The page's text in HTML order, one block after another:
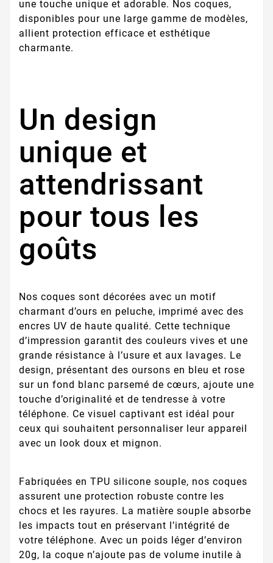
une touche unique et adorable. Nos coques,
disponibles pour une large gamme de modèles,
allient protection efficace et esthétique
charmante.
Un design
unique et
attendrissant
pour tous les
goûts
Nos coques sont décorées avec un motif
charmant d’ours en peluche, imprimé avec des
encres UV de haute qualité. Cette technique
d’impression garantit des couleurs vives et une
grande résistance à l’usure et aux lavages. Le
design, présentant des oursons en bleu et rose
sur un fond blanc parsemé de cœurs, ajoute une
touche d’originalité et de tendresse à votre
téléphone. Ce visuel captivant est idéal pour
ceux qui souhaitent personnaliser leur appareil
avec un look doux et mignon.
Fabriquées en TPU silicone souple, nos coques
assurent une protection robuste contre les
chocs et les rayures. La matière souple absorbe
les impacts tout en préservant l’intégrité de
votre téléphone. Avec un poids léger d’environ
20g, la coque n’ajoute pas de volume inutile à